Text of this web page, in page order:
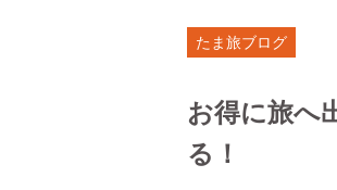
たま旅ブログ
お得に旅へ
る！